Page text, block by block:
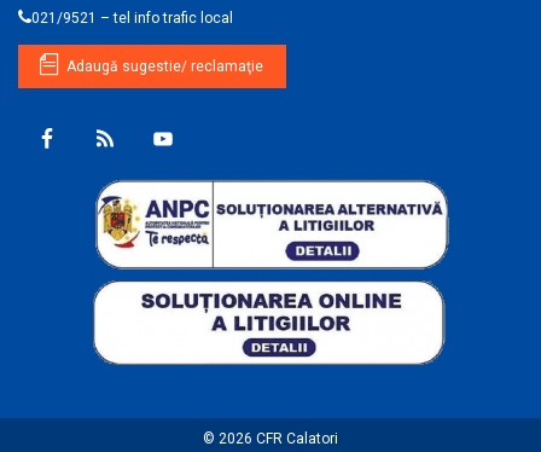
021/9521 – tel info trafic local
Adaugă sugestie/ reclamaţie
© 2026 CFR Calatori